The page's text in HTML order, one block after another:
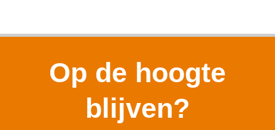
Op de hoogte
blijven?